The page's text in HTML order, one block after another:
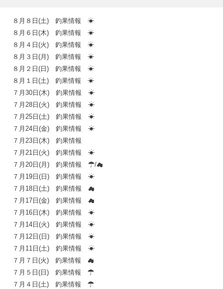
８月８日(土) 釣果情報 ☀
８月６日(木) 釣果情報 ☀
８月４日(火) 釣果情報 ☀
８月３日(月) 釣果情報 ☀
８月２日(日) 釣果情報 ☀
８月１日(土) 釣果情報 ☀
７月30日(木) 釣果情報 ☀
７月28日(火) 釣果情報 ☀
７月25日(土) 釣果情報 ☀
７月24日(金) 釣果情報 ☀
７月23日(木) 釣果情報
７月21日(火) 釣果情報 ☀
７月20日(月) 釣果情報 ☂/☁
７月19日(日) 釣果情報 ☀
７月18日(土) 釣果情報 ☁
７月17日(金) 釣果情報 ☁
７月16日(木) 釣果情報 ☀
７月14日(火) 釣果情報 ☀
７月12日(日) 釣果情報 ☀
７月11日(土) 釣果情報 ☀
７月７日(火) 釣果情報 ☁
７月５日(日) 釣果情報 ☂
７月４日(土) 釣果情報 ☂